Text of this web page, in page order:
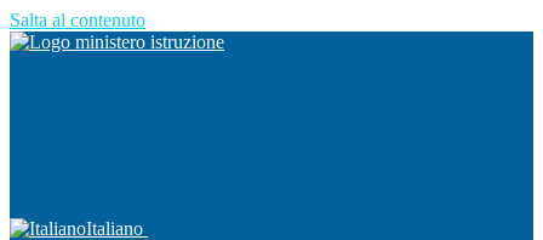
Salta al contenuto
Italiano